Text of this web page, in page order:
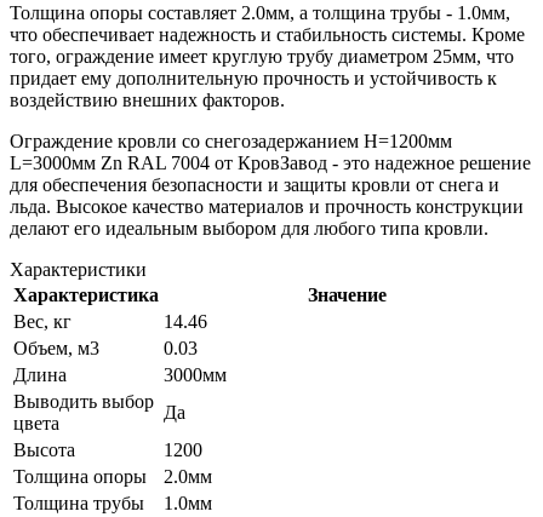
Толщина опоры составляет 2.0мм, а толщина трубы - 1.0мм,
что обеспечивает надежность и стабильность системы. Кроме
того, ограждение имеет круглую трубу диаметром 25мм, что
придает ему дополнительную прочность и устойчивость к
воздействию внешних факторов.
Ограждение кровли со снегозадержанием H=1200мм
L=3000мм Zn RAL 7004 от КровЗавод - это надежное решение
для обеспечения безопасности и защиты кровли от снега и
льда. Высокое качество материалов и прочность конструкции
делают его идеальным выбором для любого типа кровли.
Характеристики
Характеристика
Значение
Вес, кг
14.46
Объем, м3
0.03
Длина
3000мм
Выводить выбор
цвета
Да
Высота
1200
Толщина опоры
2.0мм
Толщина трубы
1.0мм